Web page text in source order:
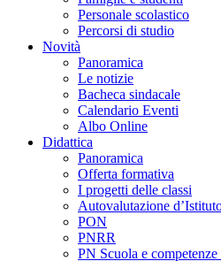
Personale scolastico
Percorsi di studio
Novità
Panoramica
Le notizie
Bacheca sindacale
Calendario Eventi
Albo Online
Didattica
Panoramica
Offerta formativa
I progetti delle classi
Autovalutazione
PON
PNRR
PN Scuola e